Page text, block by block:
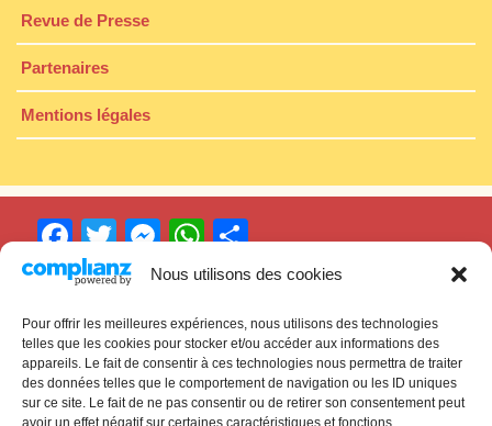
Nous utilisons des cookies
Pour offrir les meilleures expériences, nous utilisons des technologies
telles que les cookies pour stocker et/ou accéder aux informations des
appareils. Le fait de consentir à ces technologies nous permettra de traiter
des données telles que le comportement de navigation ou les ID uniques
sur ce site. Le fait de ne pas consentir ou de retirer son consentement peut
avoir un effet négatif sur certaines caractéristiques et fonctions.
Revue de Presse
Partenaires
Mentions légales
F
a
e
b
o
T
w
er
M
e
s
e
n
W
h
s
A
p
P
ar
g
er
CinémaCiné’Bor
À Villefranche-de-Lauragais